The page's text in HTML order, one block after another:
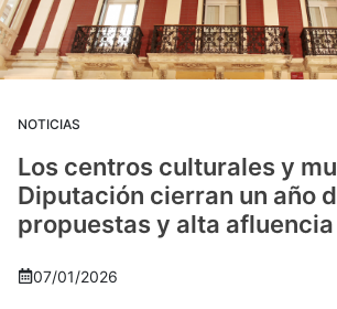
NOTICIAS
Los centros culturales y
Diputación cierran un año
propuestas y alta afluencia
07/01/2026